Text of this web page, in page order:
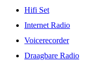
Hifi Set
Internet Radio
Voicerecorder
Draagbare Radio